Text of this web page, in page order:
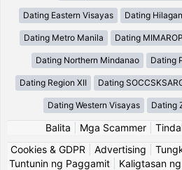
Dating Eastern Visayas Dating
Dating Metro Manila Dating
Dating Northern Mindanao Dating
Dating Region XII Dating
Dating Western Visayas Dating
Balita Mga Scammer|
Cookies & GDPR
Advertising
Tuntunin ng Paggamit
Kaligtasan